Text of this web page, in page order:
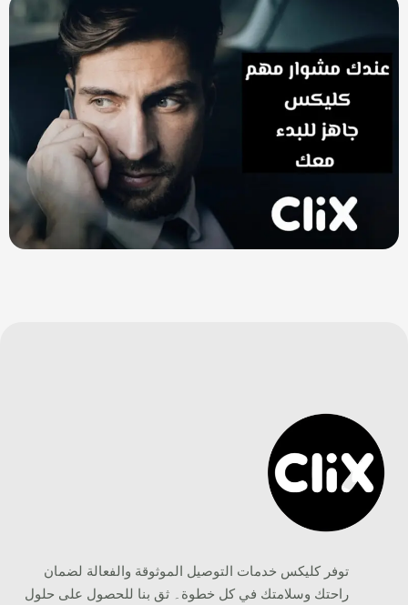
توفر کلیکس خدمات التوصيل الموثوقة والفعالة لضمان
راحتك وسلامتك في كل خطوة۔ ثق بنا للحصول على حلول